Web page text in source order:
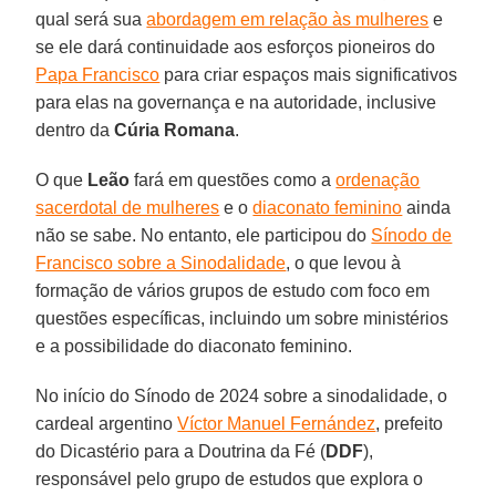
qual será suaabordagem em relação às mulheres e
se ele dará continuidade aos esforços pioneiros do
Papa Francisco para criar espaços mais significativos
para elas na governança e na autoridade, inclusive
dentro daCúria Romana.
O que Leão fará em questões como aordenação
sacerdotal de mulheres e odiaconato feminino ainda
não se sabe. No entanto, ele participou do Sínodo de
Francisco sobre a Sinodalidade, o que levou à
formação de vários grupos de estudo com foco em
questões específicas, incluindo um sobre ministérios
e a possibilidade do diaconato feminino.
No início do Sínodo de 2024 sobre a sinodalidade, o
cardeal argentinoVíctor Manuel Fernández, prefeito
do Dicastério para a Doutrina da Fé (DDF),
responsável pelo grupo de estudos que explora o